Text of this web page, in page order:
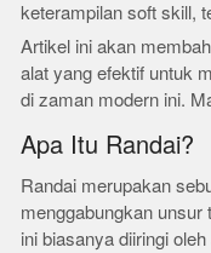
keterampilan soft skill,
Artikel ini akan
alat yang efektif untuk
di zaman modern ini.
Apa Itu Randai?
Randai merupakan
menggabungkan unsur
ini biasanya diiringi